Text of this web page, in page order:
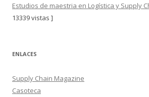
Estudios de maestria en Logística y Supply
13339 vistas ]
ENLACES
Supply Chain Magazine
Casoteca